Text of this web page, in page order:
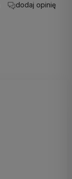
dodaj opinię